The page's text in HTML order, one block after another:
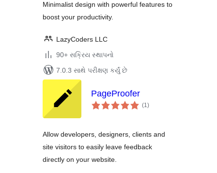
Minimalist design with powerful features to
boost your productivity.
LazyCoders LLC
90+ સક્રિય સ્થાપનો
7.0.3 સાથે પરીક્ષણ કર્યું છે
PageProofer
(1કુલ
રેટિંગ્સ
)
Allow developers, designers, clients and
site visitors to easily leave feedback
directly on your website.